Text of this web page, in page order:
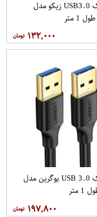
کابل لینک USB3.0 زیکو مدل
۱۳۲,۰۰۰
کابل لینک USB 3.0 یوگرین مدل
۱۹۷,۸۰۰